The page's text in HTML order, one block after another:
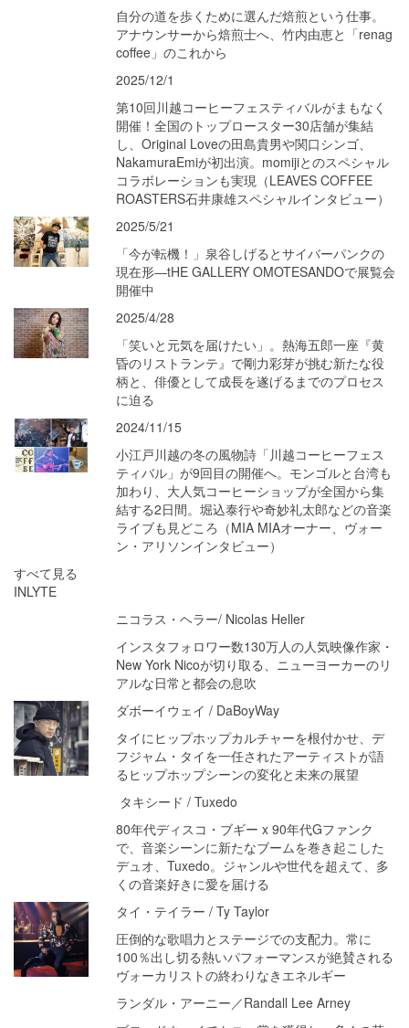
自分の道を歩くために選んだ焙煎という仕事。
アナウンサーから焙煎士へ、竹内由恵と「renag
coffee」のこれから
2025/12/1
第10回川越コーヒーフェスティバルがまもなく
開催！全国のトップロースター30店舗が集結
し、Original Loveの田島貴男や関口シンゴ、
NakamuraEmiが初出演。momijiとのスペシャル
コラボレーションも実現（LEAVES COFFEE
ROASTERS石井康雄スペシャルインタビュー）
2025/5/21
「今が転機！」泉谷しげるとサイバーパンクの
現在形―tHE GALLERY OMOTESANDOで展覧会
開催中
2025/4/28
「笑いと元気を届けたい」。熱海五郎一座『黄
昏のリストランテ』で剛力彩芽が挑む新たな役
柄と、俳優として成長を遂げるまでのプロセス
に迫る
2024/11/15
小江戸川越の冬の風物詩「川越コーヒーフェス
ティバル」が9回目の開催へ。モンゴルと台湾も
加わり、大人気コーヒーショップが全国から集
結する2日間。堀込泰行や奇妙礼太郎などの音楽
ライブも見どころ（MIA MIAオーナー、ヴォー
ン・アリソンインタビュー）
すべて見る
INLYTE
ニコラス・ヘラー/ Nicolas Heller
インスタフォロワー数130万人の人気映像作家・
New York Nicoが切り取る、ニューヨーカーのリ
アルな日常と都会の息吹
ダボーイウェイ / DaBoyWay
タイにヒップホップカルチャーを根付かせ、デ
フジャム・タイを一任されたアーティストが語
るヒップホップシーンの変化と未来の展望
タキシード / Tuxedo
80年代ディスコ・ブギー x 90年代Gファンク
で、音楽シーンに新たなブームを巻き起こした
デュオ、Tuxedo。ジャンルや世代を超えて、多
くの音楽好きに愛を届ける
タイ・テイラー / Ty Taylor
圧倒的な歌唱力とステージでの支配力。常に
100％出し切る熱いパフォーマンスが絶賛される
ヴォーカリストの終わりなきエネルギー
ランダル・アーニー／Randall Lee Arney